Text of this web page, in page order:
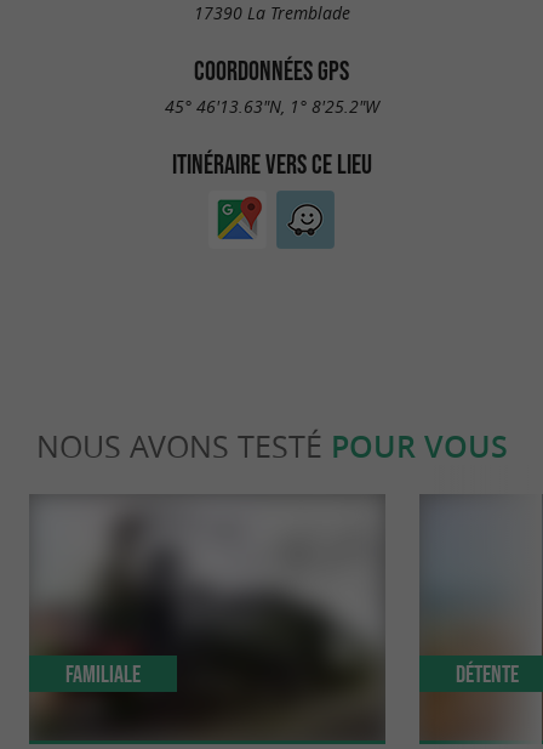
17390 La Tremblade
COORDONNÉES GPS
45° 46'13.63"N, 1° 8'25.2"W
ITINÉRAIRE VERS CE LIEU
NOUS AVONS TESTÉ POUR VOUS
Familiale Détente